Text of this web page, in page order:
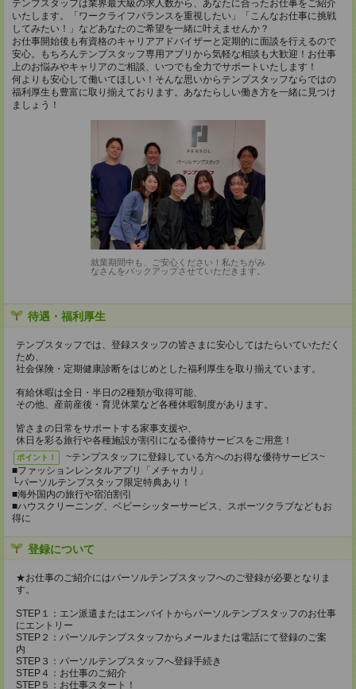
テンプスタッフは業界最大級の求人数から、あなたに合ったお仕事をご紹介
いたします。「ワークライフバランスを重視したい」「こんなお仕事に挑戦
してみたい！」などあなたのご希望を一緒に叶えませんか？
お仕事開始後も有資格のキャリアアドバイザーと定期的に面談を行えるので
安心。もちろんテンプスタッフ専用アプリから気軽な相談も大歓迎！お仕事
上のお悩みやキャリアのご相談、いつでも全力でサポートいたします！
何よりも安心して働いてほしい！そんな思いからテンプスタッフならではの
福利厚生も豊富に取り揃えております。あなたらしい働き方を一緒に見つけ
ましょう！
就業期間中も、ご安心ください！私たちがみ
なさんをバックアップさせていただきます。
待遇・福利厚生
テンプスタッフでは、登録スタッフの皆さまに安心してはたらいていただく
ため、
社会保険・定期健康診断をはじめとした福利厚生を取り揃えています。
有給休暇は全日・半日の2種類が取得可能、
その他、産前産後・育児休業など各種休暇制度があります。
皆さまの日常をサポートする家事支援や、
休日を彩る旅行や各種施設が割引になる優待サービスをご用意！
ポイント！
~テンプスタッフに登録している方へのお得な優待サービス~
■ファッションレンタルアプリ「メチャカリ」
└パーソルテンプスタッフ限定特典あり！
■海外国内の旅行や宿泊割引
■ハウスクリーニング、ベビーシッターサービス、スポーツクラブなどもお
得に
登録について
★お仕事のご紹介にはパーソルテンプスタッフへのご登録が必要となりま
す。
STEP１：エン派遣またはエンバイトからパーソルテンプスタッフのお仕事
にエントリー
STEP２：パーソルテンプスタッフからメールまたは電話にて登録のご案
内
STEP３：パーソルテンプスタッフへ登録手続き
STEP４：お仕事のご紹介
STEP５：お仕事スタート！